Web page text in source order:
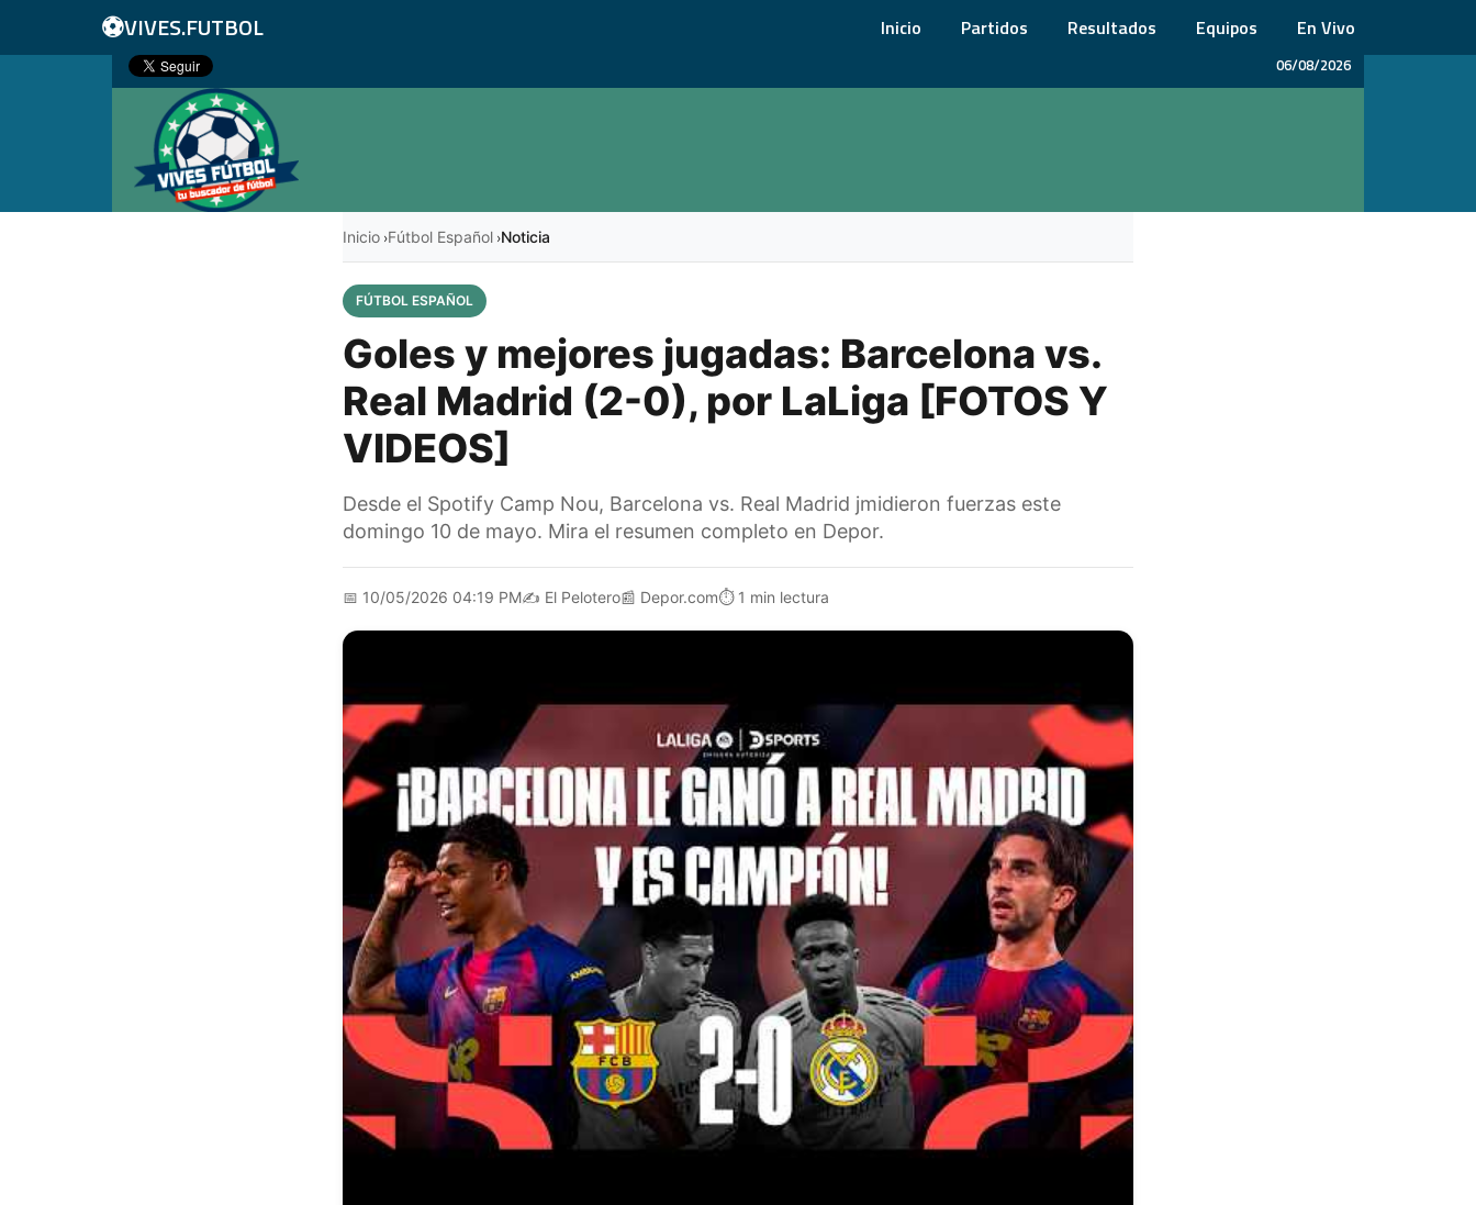
⚽VIVES.FUTBOL Inicio Partidos Resultados Equipos En Vivo
06/08/2026
Inicio ›Fútbol Español ›Noticia
FÚTBOL ESPAÑOL
Goles y mejores jugadas: Barcelona vs.
Real Madrid (2-0), por LaLiga [FOTOS Y
VIDEOS]
Desde el Spotify Camp Nou, Barcelona vs. Real Madrid jmidieron fuerzas este
domingo 10 de mayo. Mira el resumen completo en Depor.
📅 10/05/2026 04:19 PM✍️ El Pelotero📰 Depor.com⏱️ 1 min lectura